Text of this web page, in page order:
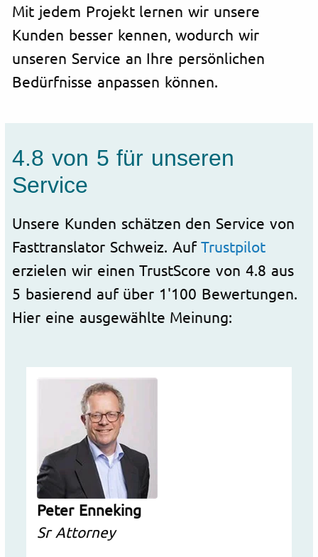
Mit jedem Projekt lernen wir unsere
Kunden besser kennen, wodurch wir
unseren Service an Ihre persönlichen
Bedürfnisse anpassen können.
4.8 von 5 für unseren
Service
Unsere Kunden schätzen den Service von
Fasttranslator Schweiz. AufTrustpilot
erzielen wir einen TrustScore von 4.8 aus
5 basierend auf über 1'100 Bewertungen.
Hier eine ausgewählte Meinung:
Peter Enneking
Sr Attorney